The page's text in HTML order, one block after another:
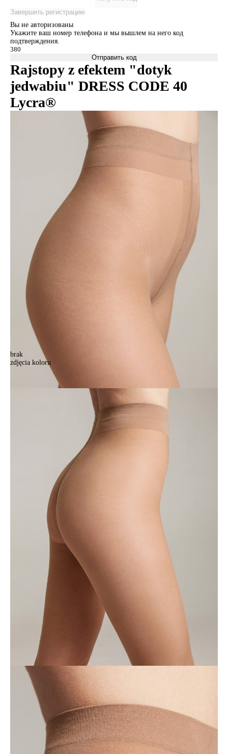
Завершить регистрацию
Вы не авторизованы
Укажите ваш номер телефона и мы вышлем на него код
подтверждения.
Отправить код
Rajstopy z efektem "dotyk
jedwabiu" DRESS CODE 40
Lycra®
brak
zdjęcia koloru
Rajstopy damskie DRESS CODE 40, r. 2, bronz
Rajstopy damskie DRESS CODE 40, r. 2, bronz
DODAJ DO KOSZYKA
Jak złożyć zamówienie
POWIADOM MNIE O DOSTĘPNOŚCI
ПОЛУЧИТЬ ПО EMAIL
darmowa od 99 zł
czas dostawy: 1-2 dni robocze
Paczkomaty InPost 24/7,
darmowa od 50 zł
czas dostawy: 1-2 dni robocze
Odbiór osobisty
w sklepie Conte (Łodz)
pn.- czw. 8:00 - 16:00, pt. 8:00 - 14:00
Opis produktu
Opinie
Pytania
O produkcie
Elastyczne rajstopy DRESS CODE z efektem ”Twoja druga skóra”
doskonale dopasowują się imaskują drobne niedoskonałości skóry,
pozostając jednocześnie niewidoczne na nogach.
Rajstopy łatwo zabrać ze sobą:kompaktowe opakowanie SMART
zmieści się nawet w małej damskiej torebce.
Cechy modelu:
• efekt „Twojej drugiej skóry”,